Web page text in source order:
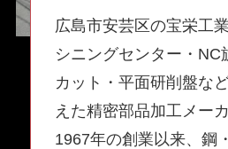
広島市安芸区の宝栄工
シニングセンター・NC
カット・平面研削盤な
えた精密部品加工メー
1967年の創業以来、鋼